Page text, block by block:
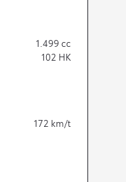
1.499 cc
102 HK
172 km/t